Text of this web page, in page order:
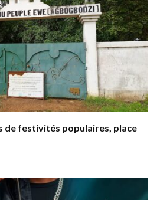
de festivités populaires, place